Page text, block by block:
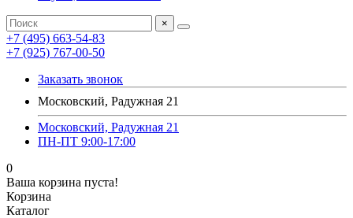
×
+7 (495) 663-54-83
+7 (925) 767-00-50
Заказать звонок
Московский, Радужная 21
Московский, Радужная 21
ПН-ПТ 9:00-17:00
0
Ваша корзина пуста!
Корзина
Каталог